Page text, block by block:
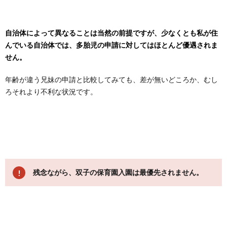
自治体によって異なることは当然の前提ですが、少なくとも私が住
んでいる自治体では、多胎児の申請に対してはほとんど優遇されま
せん。
年齢が違う兄妹の申請と比較してみても、差が無いどころか、むし
ろそれより不利な状況です。
残念ながら、双子の保育園入園は最優先されません。